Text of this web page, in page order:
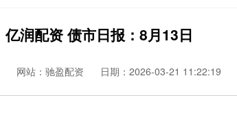
亿润配资 债市日报：8月13日
网站：驰盈配资 日期：2026-03-21 11:22:19